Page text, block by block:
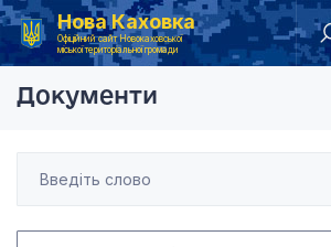
Нова Каховка
Офіційний сайт Новокаховської
міської територіальної громади
Головна Рішення виконавчого комітету Новокаховської міської ради 2020 року
Документи